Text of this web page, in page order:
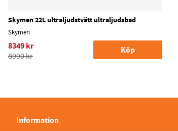
Skymen 22L ultraljudstvätt ultraljudsbad
Skymen
8349 kr
8990 kr
Köp
Information